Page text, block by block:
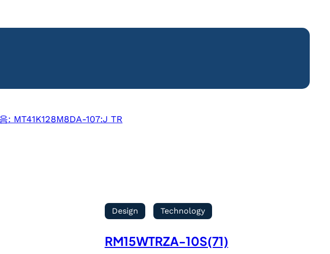
: MT41K128M8DA-107:J TR
Design Technology
RM15WTRZA-10S(71)